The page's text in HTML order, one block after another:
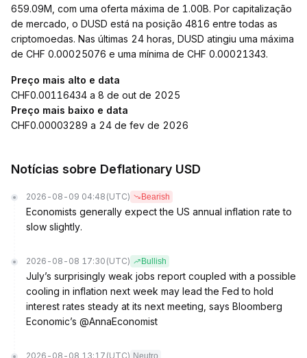
659.09M, com uma oferta máxima de 1.00B. Por capitalização
de mercado, o DUSD está na posição 4816 entre todas as
criptomoedas. Nas últimas 24 horas, DUSD atingiu uma máxima
de CHF 0.00025076 e uma mínima de CHF 0.00021343.
Preço mais alto e data
CHF0.00116434 a 8 de out de 2025
Preço mais baixo e data
CHF0.00003289 a 24 de fev de 2026
Notícias sobre Deflationary USD
2026-08-09 04:48 (UTC) Bearish
Economists generally expect the US annual inflation rate to
slow slightly.
2026-08-08 17:30 (UTC) Bullish
July’s surprisingly weak jobs report coupled with a possible
cooling in inflation next week may lead the Fed to hold
interest rates steady at its next meeting, says Bloomberg
Economic’s @AnnaEconomist
2026-08-08 13:17 (UTC) Neutro